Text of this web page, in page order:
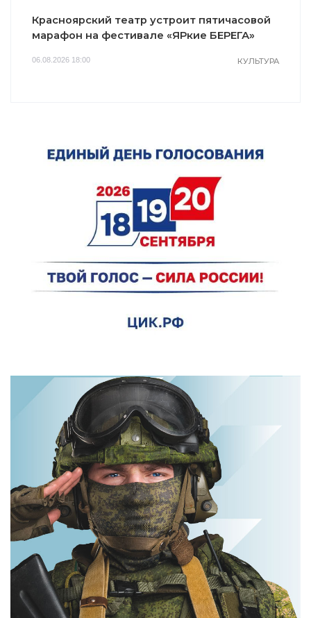
Красноярский театр устроит пятичасовой
марафон на фестивале «ЯРкие БЕРЕГА»
06.08.2026 18:00 КУЛЬТУРА